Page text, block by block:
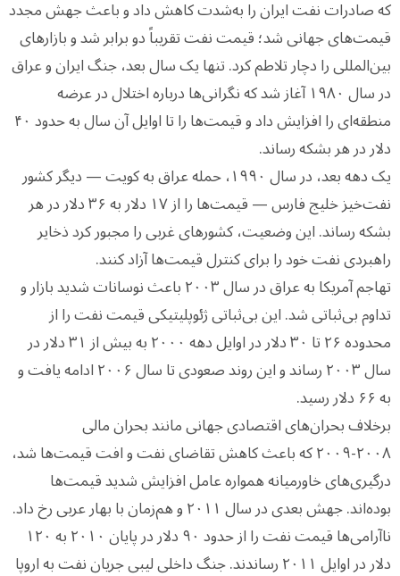
که صادرات نفت ایران را به‌شدت کاهش داد و باعث جهش مجدد
قیمت‌های جهانی شد؛ قیمت نفت تقریباً دو برابر شد و بازارهای
بین‌المللی را دچار تلاطم کرد. تنها یک سال بعد، جنگ ایران و عراق
در سال ۱۹۸۰ آغاز شد که نگرانی‌ها درباره اختلال در عرضه
منطقه‌ای را افزایش داد و قیمت‌ها را تا اوایل آن سال به حدود ۴۰
دلار در هر بشکه رساند.
یک دهه بعد، در سال ۱۹۹۰، حمله عراق به کویت — دیگر کشور
نفت‌خیز خلیج فارس — قیمت‌ها را از ۱۷ دلار به ۳۶ دلار در هر
بشکه رساند. این وضعیت، کشورهای غربی را مجبور کرد ذخایر
راهبردی نفت خود را برای کنترل قیمت‌ها آزاد کنند.
تهاجم آمریکا به عراق در سال ۲۰۰۳ باعث نوسانات شدید بازار و
تداوم بی‌ثباتی شد. این بی‌ثباتی ژئوپلیتیکی قیمت نفت را از
محدوده ۲۶ تا ۳۰ دلار در اوایل دهه ۲۰۰۰ به بیش از ۳۱ دلار در
سال ۲۰۰۳ رساند و این روند صعودی تا سال ۲۰۰۶ ادامه یافت و
به ۶۶ دلار رسید.
برخلاف بحران‌های اقتصادی جهانی مانند بحران مالی
۲۰۰۸-۲۰۰۹ که باعث کاهش تقاضای نفت و افت قیمت‌ها شد،
درگیری‌های خاورمیانه همواره عامل افزایش شدید قیمت‌ها
بوده‌اند. جهش بعدی در سال ۲۰۱۱ و هم‌زمان با بهار عربی رخ داد.
ناآرامی‌ها قیمت نفت را از حدود ۹۰ دلار در پایان ۲۰۱۰ به ۱۲۰
دلار در اوایل ۲۰۱۱ رساندند. جنگ داخلی لیبی جریان نفت به اروپا